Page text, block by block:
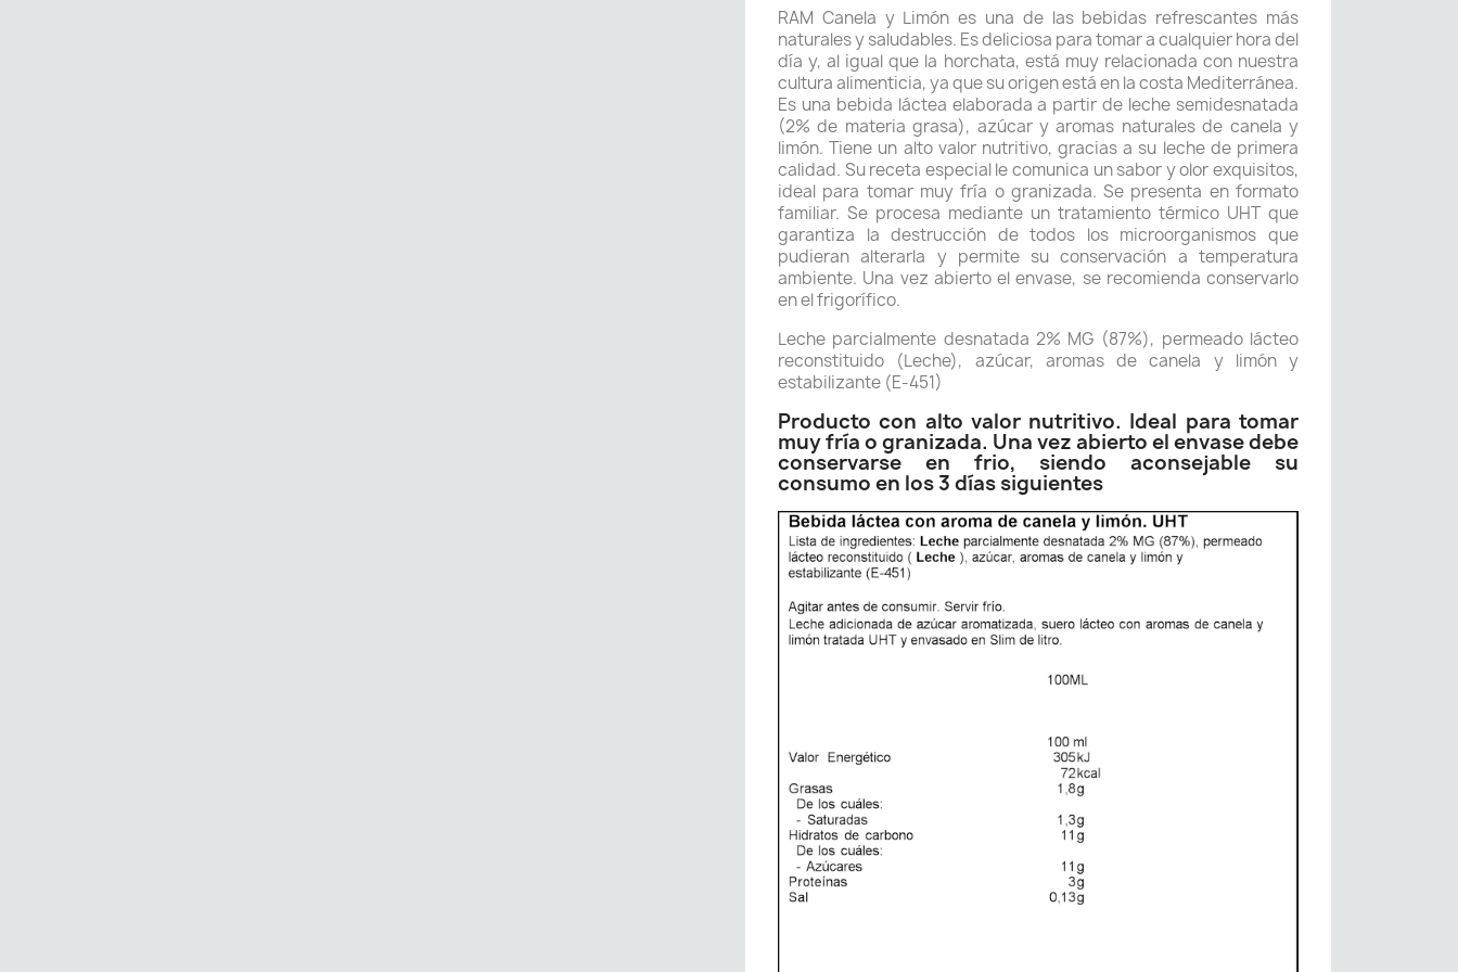
RAM Canela y Limón es una de las bebidas refrescantes más
naturales y saludables. Es deliciosa para tomar a cualquier hora del
día y, al igual que la horchata, está muy relacionada con nuestra
cultura alimenticia, ya que su origen está en la costa Mediterránea.
Es una bebida láctea elaborada a partir de leche semidesnatada
(2% de materia grasa), azúcar y aromas naturales de canela y
limón. Tiene un alto valor nutritivo, gracias a su leche de primera
calidad. Su receta especial le comunica un sabor y olor exquisitos,
ideal para tomar muy fría o granizada. Se presenta en formato
familiar. Se procesa mediante un tratamiento térmico UHT que
garantiza la destrucción de todos los microorganismos que
pudieran alterarla y permite su conservación a temperatura
ambiente. Una vez abierto el envase, se recomienda conservarlo
en el frigorífico.
Leche parcialmente desnatada 2% MG (87%), permeado lácteo
reconstituido (Leche), azúcar, aromas de canela y limón y
estabilizante (E-451)
Producto con alto valor nutritivo. Ideal para tomar
muy fría o granizada. Una vez abierto el envase debe
conservarse en frio, siendo aconsejable su
consumo en los 3 días siguientes